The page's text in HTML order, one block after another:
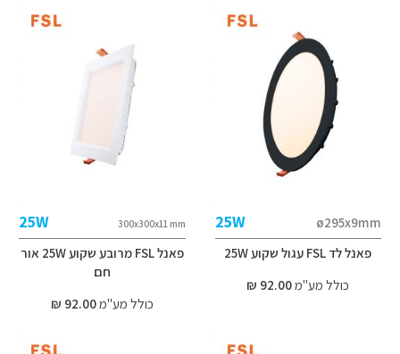
ø295x9mm
25W
פאנל לד FSL עגול שקוע 25W
כולל מע"מ92.00 ₪
300x300x11 mm
25W
פאנל FSL מרובע שקוע 25W אור
חם
כולל מע"מ92.00 ₪